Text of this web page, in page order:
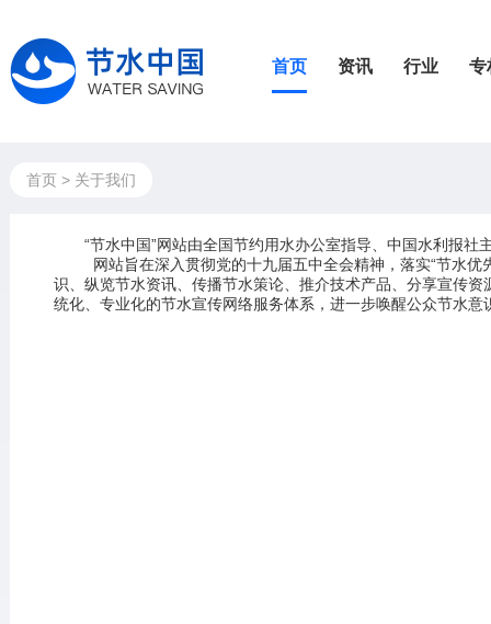
首页 资讯 行业 专
首页> 关于我们
“节水中国”网站由全国节约用水办公室指导、中国水利报
网站旨在深入贯彻党的十九届五中全会精神，落实“节水
识、纵览节水资讯、传播节水策论、推介技术产品、分享宣传
统化、专业化的节水宣传网络服务体系，进一步唤醒公众节水